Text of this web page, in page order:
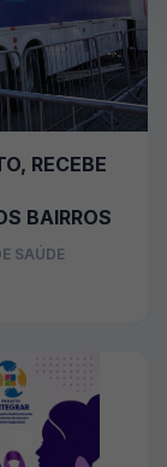
RECEBE
BAIRROS
SAÚDE